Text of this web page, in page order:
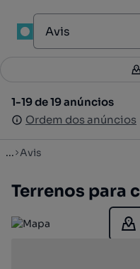
1-19 de 19 anúncios
Ordem dos anúncios
1-19 de 19 anúncios
Ordem dos anúncios
... Avis
Terrenos para